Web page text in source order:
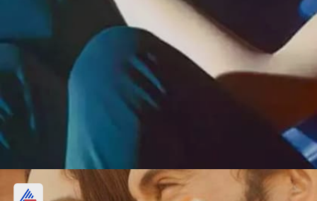
सिनेमाची 5व्या दिवशीची कमाई